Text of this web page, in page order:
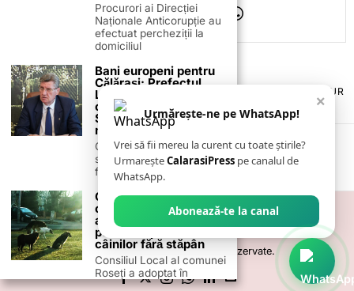
TERMENI ȘI CONDIȚII
POLITICA DE ANULARE & RETUR
PUBLICITATE ONLINE & TIPĂRITĂ
CONTACT
ZIARUL ANUNȚUL CĂLĂRĂȘEAN
© 2026- Toate drepturile sunt rezervate.
×
Urmărește-ne pe WhatsApp!
Vrei să fii mereu la curent cu toate știrile?
UrmareșteCalarasiPress pe canalul de
WhatsApp.
Abonează-te la canal
Procurori ai Direcției
Naționale Anticorupție au
efectuat percheziții la
domiciliul
Bani europeni pentru
Călărași: Prefectul
Laurențiu State anunță
colaborarea cu ADR
Sud-Muntenia pentru
noi finanțări
Călărașul se pregătește
să intre pe harta
finanțărilor europene, cu
Consiliul Local al
comunei Roseți a
aprobat protocolul
pentru capturarea
câinilor fără stăpân
Consiliul Local al comunei
Roseți a adoptat în
ședința din